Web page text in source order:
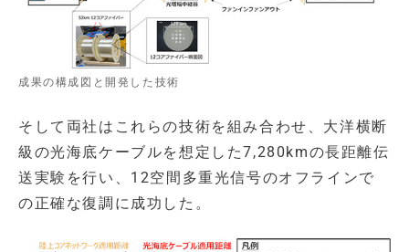
成果の構成図と開発した技術
そして両社はこれらの技術を組み合わせ、大洋横断
級の光海底ケーブルを想定した7,280kmの長距離伝
送実験を行い、12空間多重光信号のオフラインで
の正確な復調に成功した。